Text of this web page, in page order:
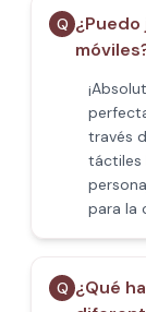
Q
través
táctiles
para la
Q ¿Qué